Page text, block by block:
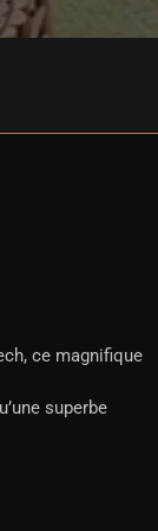
ce magnifique
superbe